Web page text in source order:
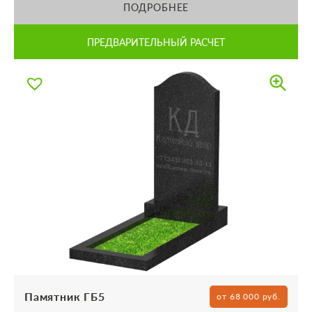
ПОДРОБНЕЕ
ПРЕДВАРИТЕЛЬНЫЙ РАСЧЕТ
Памятник ГБ5 от 68 000 руб.